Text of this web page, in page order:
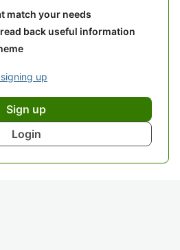
match your needs
back useful information
up
Sign up
Login